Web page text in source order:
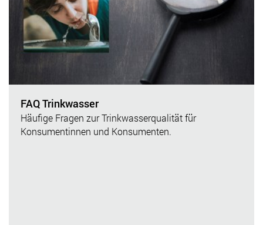
FAQ Trinkwasser
Häufige Fragen zur Trinkwasserqualität für
Konsumentinnen und Konsumenten.